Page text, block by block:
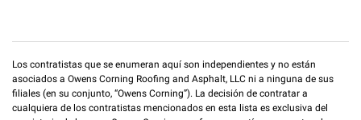
Los contratistas que se enumeran aquí son independientes y no están
asociados a Owens Corning Roofing and Asphalt, LLC ni a ninguna de sus
filiales (en su conjunto, “Owens Corning”). La decisión de contratar a
cualquiera de los contratistas mencionados en esta lista es exclusiva del